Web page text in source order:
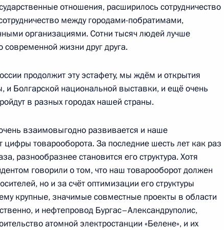
Болгарии Георгием
отношения, расширилось сотрудничество
между городами-побратимами,
организациями. Сотни тысяч людей лучше
современной жизни друг друга.
продолжит эту эстафету, мы ждём и открытия
и Болгарской национальной выставки, и ещё очень
в разных городах нашей страны.
взаимовыгодно развивается и наше
цифры товарооборота. За последние шесть лет как раз
разнообразнее становится его структура. Хотя
говорили о том, что наш товарооборот должен
но и за счёт оптимизации его структуры
крупные, значимые совместные проекты в области
и нефтепровод Бургас–Александруполис,
атомной электростанции «Белене», и их